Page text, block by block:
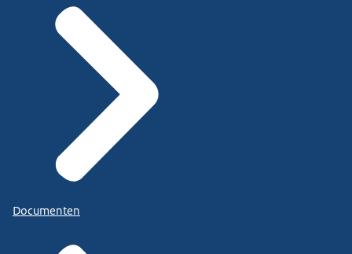
Documenten